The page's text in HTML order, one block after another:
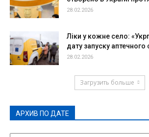
28.02.2026
Ліки у кожне село:
дату запуску аптечного
28.02.2026
Загрузить больше
АРХИВ ПО ДАТЕ
АРХИВ